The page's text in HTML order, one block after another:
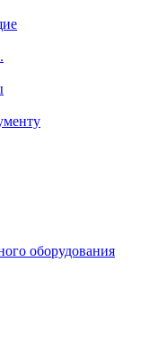
оборудования